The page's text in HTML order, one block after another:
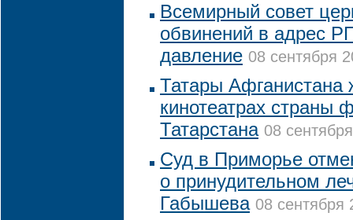
Всемирный совет
обвинений в адрес
давление 08 сентября
Татары Афганистана
кинотеатрах страны
Татарстана 08
Суд в Приморье
о принудительном
Габышева 08 сентября